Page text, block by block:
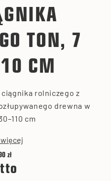
TON, 7
CM
rolniczego z
drewna w
cm
zł